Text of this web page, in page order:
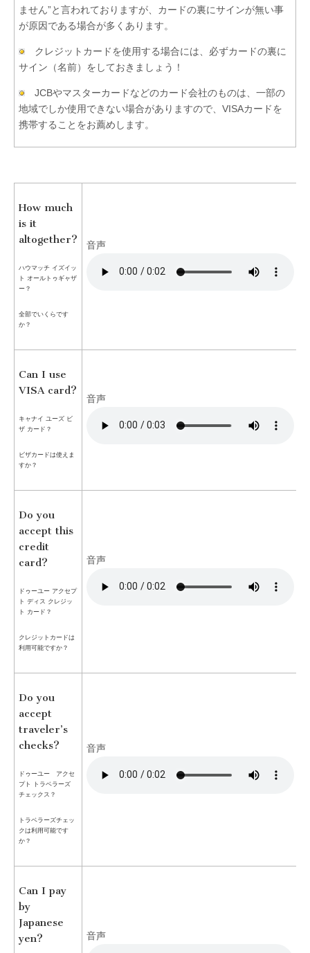
ません”と言われておりますが、カードの裏にサインが無い事
が原因である場合が多くあります。
クレジットカードを使用する場合には、必ずカードの裏に
サイン（名前）をしておきましょう！
JCBやマスターカードなどのカード会社のものは、一部の
地域でしか使用できない場合がありますので、VISAカードを
携帯することをお薦めします。
How much
is it
altogether?
ハウマッチ イズイッ
ト オールトゥギャザ
ー？
全部でいくらです
か？
音声
Can I use
VISA card?
キャナイ ユーズ ビ
ザ カード？
ビザカードは使えま
すか？
音声
Do you
accept this
credit
card?
ドゥーユー アクセプ
ト ディス クレジッ
ト カード？
クレジットカードは
利用可能ですか？
音声
Do you
accept
traveler’s
checks?
ドゥーユー アクセ
プト トラベラーズ
チェックス？
トラベラーズチェッ
クは利用可能です
か？
音声
Can I pay
by
Japanese
yen?
音声